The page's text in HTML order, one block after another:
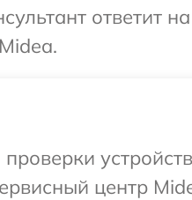
ответит
центр